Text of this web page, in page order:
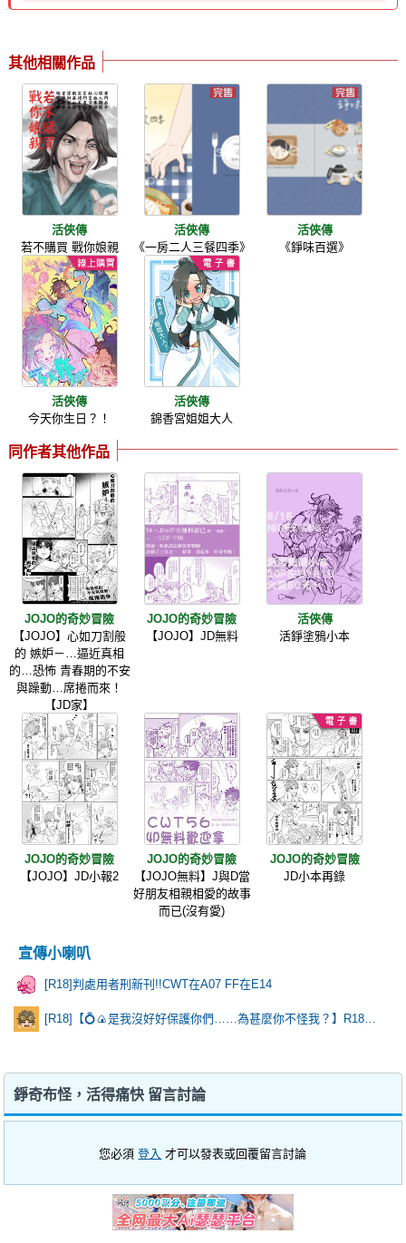
其他相關作品
活俠傳
若不購買 戰你娘親
活俠傳
《一房二人三餐四季》
活俠傳
《錚味百選》
活俠傳
今天你生日？！
活俠傳
錦香宮姐姐大人
同作者其他作品
JOJO的奇妙冒險
【JOJO】心如刀割般
的 嫉妒－…逼近真相
的…恐怖 青春期的不安
與躁動…席捲而來！
【JD家】
JOJO的奇妙冒險
【JOJO】JD無料
活俠傳
活錚塗鴉小本
JOJO的奇妙冒險
【JOJO】JD小報2
JOJO的奇妙冒險
【JOJO無料】J與D當
好朋友相親相愛的故事
而已(沒有愛)
JOJO的奇妙冒險
JD小本再錄
宣傳小喇叭
[R18]判處用者刑新刊!!CWT在A07 FF在E14
錚奇布怪，活得痛快 留言討論
您必須登入 才可以發表或回覆留言討論